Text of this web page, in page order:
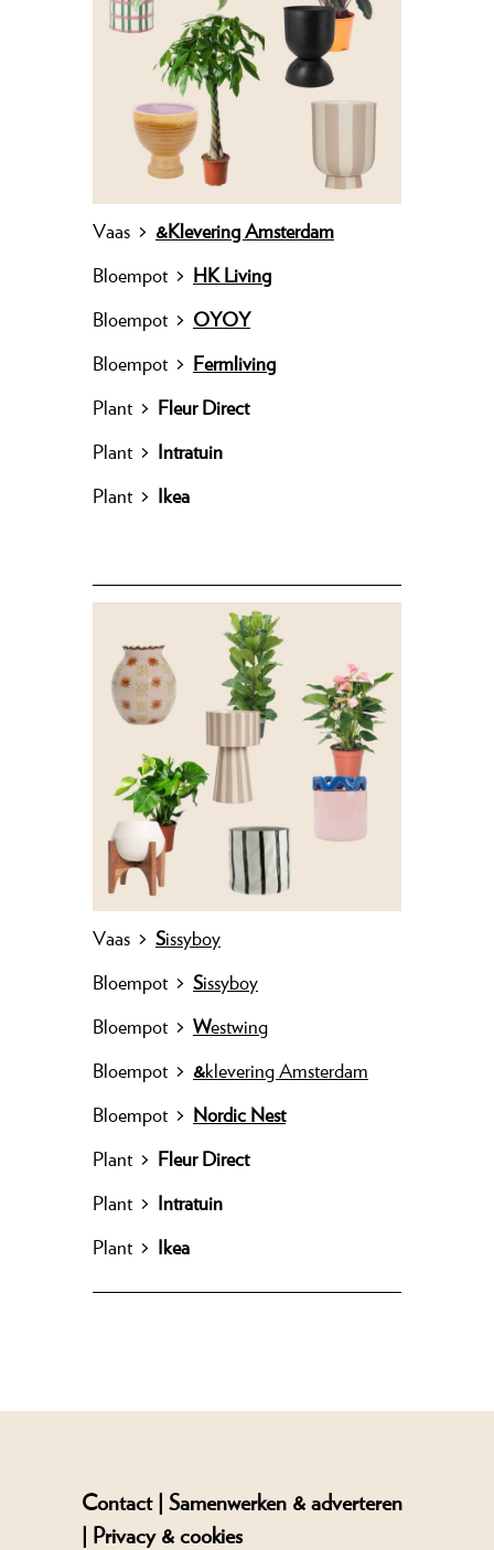
Vaas > &Klevering Amsterdam
Bloempot > HK Living
Bloempot > OYOY
Bloempot > Fermliving
Plant > Fleur Direct
Plant > Intratuin
Plant > Ikea
Vaas > Sissyboy
Bloempot > Sissyboy
Bloempot > Westwing
Bloempot > &klevering Amsterdam
Bloempot > Nordic Nest
Plant > Fleur Direct
Plant > Intratuin
Plant > Ikea
Contact | Samenwerken & adverteren
| Privacy & cookies